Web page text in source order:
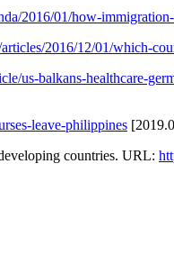
2016/01/how-
2016/12/01/which-
us-balkans-healthcare-
leave-philippines
countries. URL: